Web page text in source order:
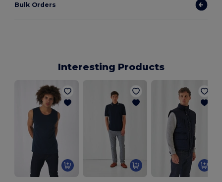
Bulk Orders
Interesting Products